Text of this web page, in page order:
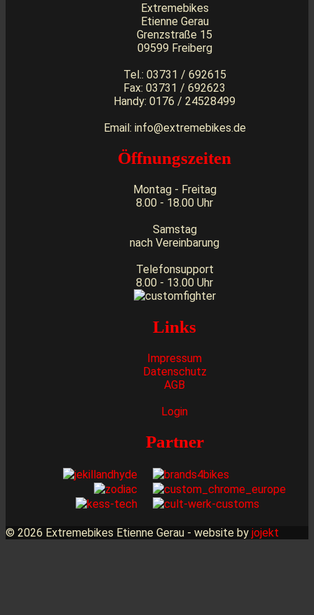
Extremebikes
Etienne Gerau
Grenzstraße 15
09599 Freiberg
Tel.: 03731 / 692615
Fax: 03731 / 692623
Handy: 0176 / 24528499
Email: info@extremebikes.de
Öffnungszeiten
Montag - Freitag
8.00 - 18.00 Uhr
Samstag
nach Vereinbarung
Telefonsupport
8.00 - 13.00 Uhr
Links
Impressum
Datenschutz
AGB
Login
Partner
© 2026 Extremebikes Etienne Gerau - website by jojekt